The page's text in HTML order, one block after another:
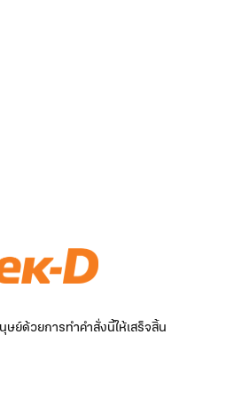
ย์ด้วยการทำคำสั่งนี้ให้เสร็จสิ้น